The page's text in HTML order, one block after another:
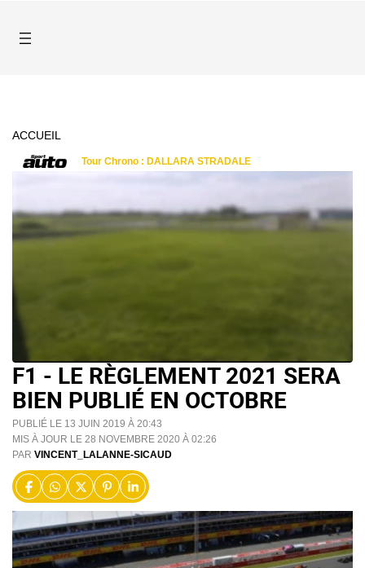
ACCUEIL
F1 - LE RÈGLEMENT 2021 SERA
BIEN PUBLIÉ EN OCTOBRE
PUBLIÉ LE 13 JUIN 2019 À 20:43
MIS À JOUR LE 28 NOVEMBRE 2020 À 02:26
PAR VINCENT_LALANNE-SICAUD